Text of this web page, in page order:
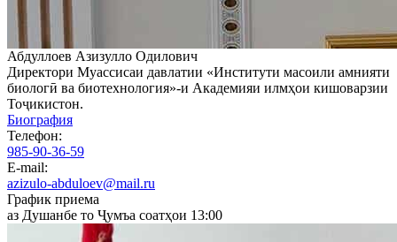
Абдуллоев Азизулло Одилович
Директори Муассисаи давлатии «Институти масоили амнияти
биологӣ ва биотехнология»-и Академияи илмҳои кишоварзии
Тоҷикистон.
Биография
Телефон:
985-90-36-59
E-mail:
azizulo-abduloev@mail.ru
График приема
аз Душанбе то Ҷумъа соатҳои 13:00